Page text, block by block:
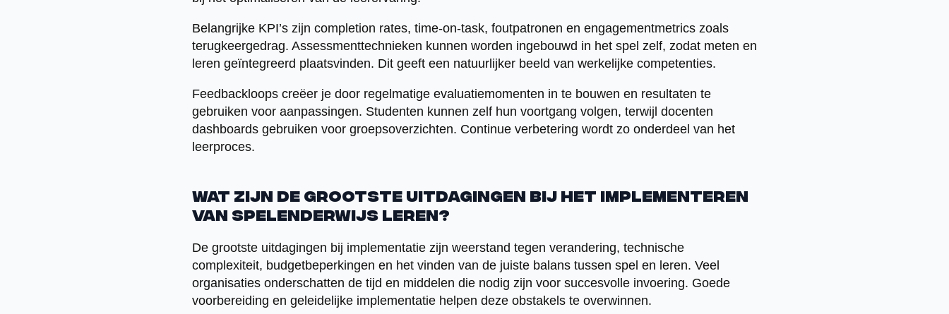
Belangrijke KPI’s zijn completion rates, time-on-task, foutpatronen en engagementmetrics zoals
terugkeergedrag. Assessmenttechnieken kunnen worden ingebouwd in het spel zelf, zodat meten en
leren geïntegreerd plaatsvinden. Dit geeft een natuurlijker beeld van werkelijke competenties.
Feedbackloops creëer je door regelmatige evaluatiemomenten in te bouwen en resultaten te
gebruiken voor aanpassingen. Studenten kunnen zelf hun voortgang volgen, terwijl docenten
dashboards gebruiken voor groepsoverzichten. Continue verbetering wordt zo onderdeel van het
leerproces.
Wat zijn de grootste uitdagingen bij het implementeren
van spelenderwijs leren?
De grootste uitdagingen bij implementatie zijn weerstand tegen verandering, technische
complexiteit, budgetbeperkingen en het vinden van de juiste balans tussen spel en leren. Veel
organisaties onderschatten de tijd en middelen die nodig zijn voor succesvolle invoering. Goede
voorbereiding en geleidelijke implementatie helpen deze obstakels te overwinnen.